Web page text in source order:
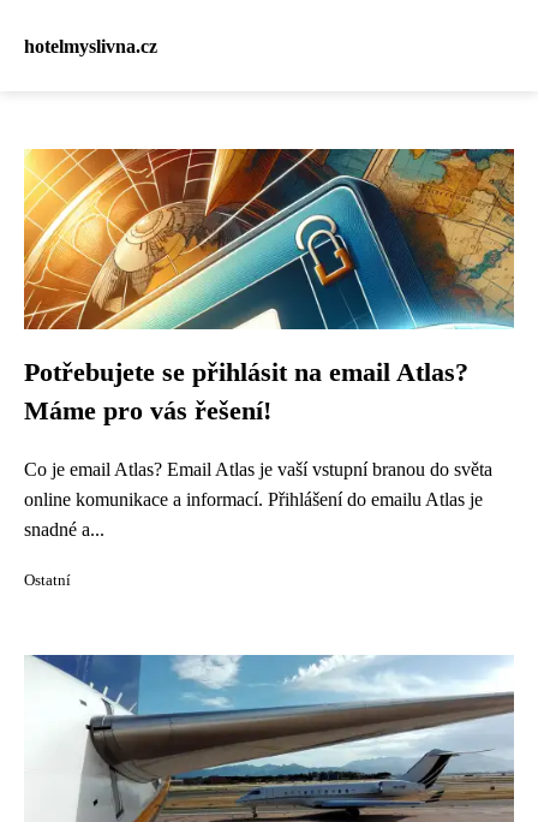
hotelmyslivna.cz
Potřebujete se přihlásit na email Atlas?
Máme pro vás řešení!
Co je email Atlas? Email Atlas je vaší vstupní branou do světa
online komunikace a informací. Přihlášení do emailu Atlas je
snadné a...
Ostatní